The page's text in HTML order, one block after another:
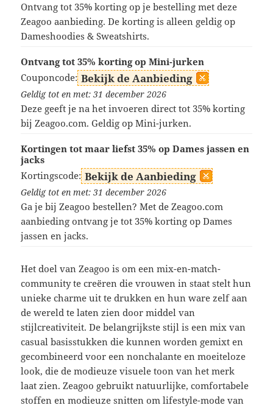
Ontvang tot 35% korting op je bestelling met deze
Zeagoo aanbieding. De korting is alleen geldig op
Dameshoodies & Sweatshirts.
Ontvang tot 35% korting op Mini-jurken
Couponcode: Bekijk de Aanbieding
Geldig tot en met: 31 december 2026
Deze geeft je na het invoeren direct tot 35% korting
bij Zeagoo.com. Geldig op Mini-jurken.
Kortingen tot maar liefst 35% op Dames jassen en
jacks
Kortingscode: Bekijk de Aanbieding
Geldig tot en met: 31 december 2026
Ga je bij Zeagoo bestellen? Met de Zeagoo.com
aanbieding ontvang je tot 35% korting op Dames
jassen en jacks.
Het doel van Zeagoo is om een mix-en-match-
community te creëren die vrouwen in staat stelt hun
unieke charme uit te drukken en hun ware zelf aan
de wereld te laten zien door middel van
stijlcreativiteit. De belangrijkste stijl is een mix van
casual basisstukken die kunnen worden gemixt en
gecombineerd voor een nonchalante en moeiteloze
look, die de modieuze visuele toon van het merk
laat zien. Zeagoo gebruikt natuurlijke, comfortabele
stoffen en modieuze snitten om lifestyle-mode van